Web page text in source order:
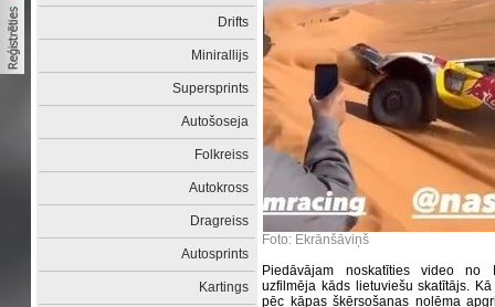
Drifts
Minirallijs
Supersprints
Autošoseja
Folkreiss
Autokross
Dragreiss
Autosprints
Kartings
Foto: Ekrānšāviņš
Piedāvājam noskatīties video no
uzfilmēja kāds lietuviešu skatītājs.
pēc kāpas šķērsošanas nolēma